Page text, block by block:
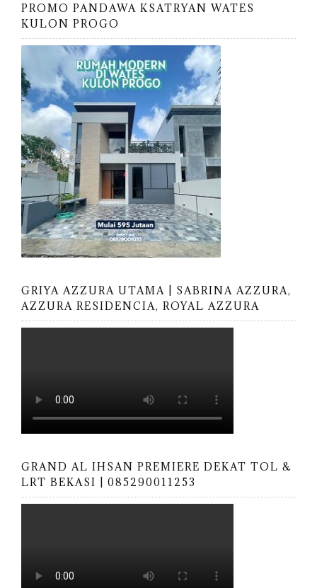
PROMO PANDAWA KSATRYAN WATES
KULON PROGO
GRIYA AZZURA UTAMA | SABRINA AZZURA,
AZZURA RESIDENCIA, ROYAL AZZURA
GRAND AL IHSAN PREMIERE DEKAT TOL &
LRT BEKASI | 085290011253